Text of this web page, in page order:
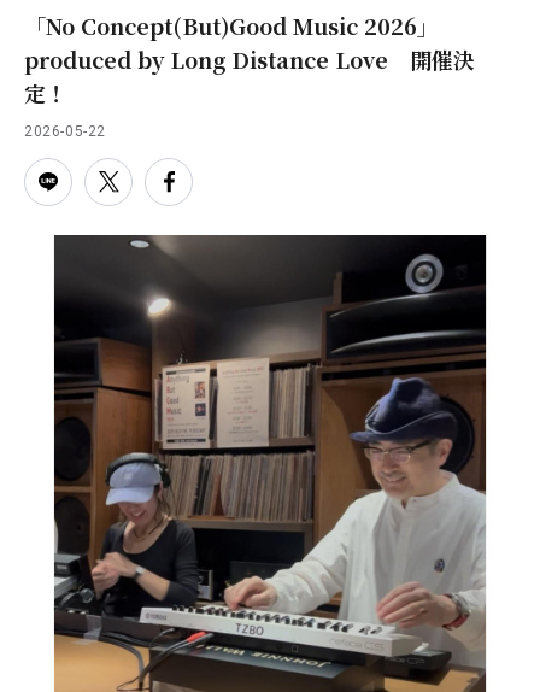
TAX FREE
DELIVERY SERVICES
PARCOメンバーズ
オンラインストア
リクルート
「No Concept(But)Good Music 2026」
produced by Long Distance Love 開催決
定！
2026-05-22